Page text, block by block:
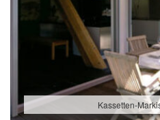
Kassetten-